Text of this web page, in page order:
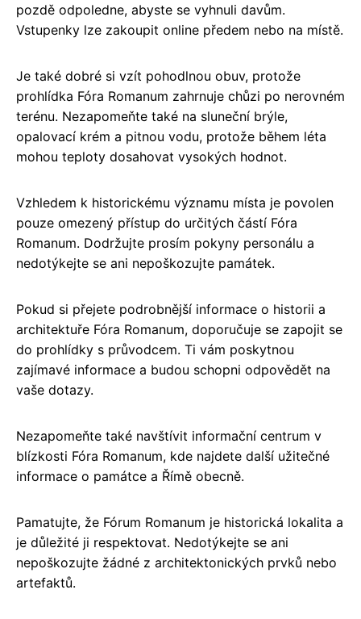
pozdě odpoledne, abyste se vyhnuli davům.
Vstupenky lze zakoupit online předem nebo na místě.
Je také dobré si vzít pohodlnou obuv, protože
prohlídka Fóra Romanum zahrnuje chůzi po nerovném
terénu. Nezapomeňte také na sluneční brýle,
opalovací krém a pitnou vodu, protože během léta
mohou teploty dosahovat vysokých hodnot.
Vzhledem k historickému významu místa je povolen
pouze omezený přístup do určitých částí Fóra
Romanum. Dodržujte prosím pokyny personálu a
nedotýkejte se ani nepoškozujte památek.
Pokud si přejete podrobnější informace o historii a
architektuře Fóra Romanum, doporučuje se zapojit se
do prohlídky s průvodcem. Ti vám poskytnou
zajímavé informace a budou schopni odpovědět na
vaše dotazy.
Nezapomeňte také navštívit informační centrum v
blízkosti Fóra Romanum, kde najdete další užitečné
informace o památce a Římě obecně.
Pamatujte, že Fórum Romanum je historická lokalita a
je důležité ji respektovat. Nedotýkejte se ani
nepoškozujte žádné z architektonických prvků nebo
artefaktů.